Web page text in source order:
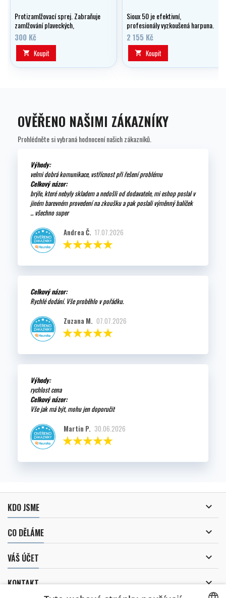
Protizamlžovací sprej. Zabraňuje
zamlžování plaveckých,
potápěčských i klasických brýlí a
masek.
300 Kč
 Koupit
Sioux 50 je efektivní,
profesionály vyzkoušená harpuna.
2 155 Kč
 Koupit
OVĚŘENO NAŠIMI ZÁKAZNÍKY
Prohlédněte si vybraná hodnocení našich zákazníků.
Výhody:
velmi dobrá komunikace, vstřícnost při řešení problému
Celkový názor:
brýle, které nebyly skladem a nedošli od dodavatele, mi eshop poslal v
jiném barevném provedení na zkoušku a pak poslali výměnný balíček
... všechno super
Andrea Č. 17.07.2026
Celkový názor:
Rychlé dodání. Vše proběhlo v pořádku.
Zuzana M. 07.07.2026
Výhody:
rychlost cena
Celkový názor:
Vše jak má být, mohu jen doporučit
Martin P. 30.06.2026
KDO JSME 
CO DĚLÁME 
VÁŠ ÚČET 
KONTAKT
